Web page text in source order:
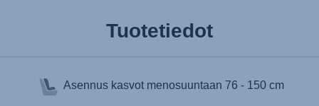
Tuotetiedot
Asennus kasvot menosuuntaan 76 - 150 cm